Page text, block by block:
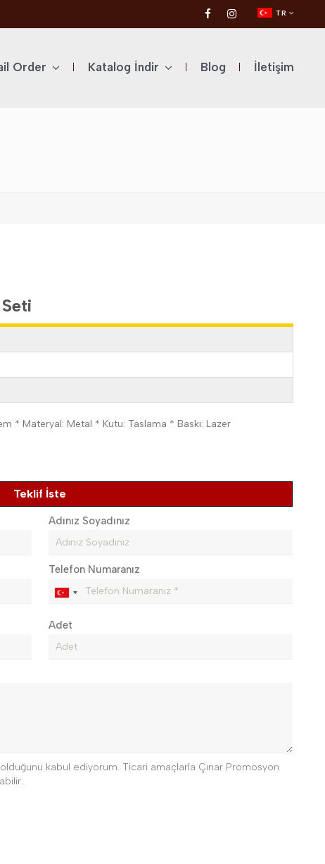
TR
Order Katalog İndir Blog İletişim
* Materyal: Metal * Kutu: Taslama * Baskı: Lazer
Teklif İste
Adınız Soyadınız
Telefon Numaranız
Adet
kabul ediyorum. Ticari amaçlarla Çınar Promosyon